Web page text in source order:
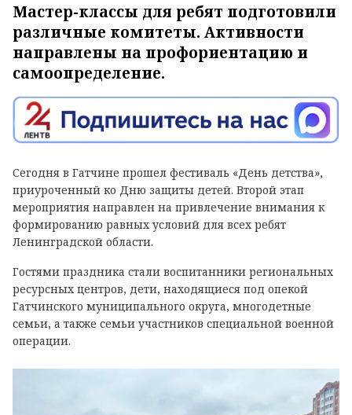
Мастер-классы для ребят подготовили
различные комитеты. Активности
направлены на профориентацию и
самоопределение.
Сегодня в Гатчине прошел фестиваль «День детства»,
приуроченный ко Дню защиты детей. Второй этап
мероприятия направлен на привлечение внимания к
формированию равных условий для всех ребят
Ленинградской области.
Гостями праздника стали воспитанники региональных
ресурсных центров, дети, находящиеся под опекой
Гатчинского муниципального округа, многодетные
семьи, а также семьи участников специальной военной
операции.